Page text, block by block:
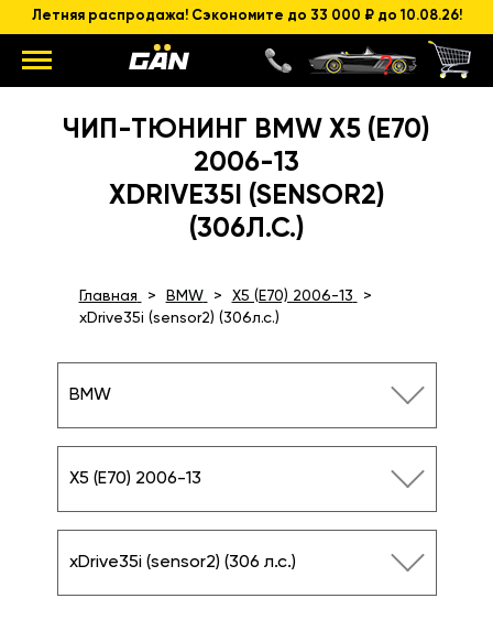
Летняя распродажа! Сэкономите до 33 000 ₽ до 10.08.26!
ЧИП-ТЮНИНГ BMW X5 (E70)
2006-13
XDRIVE35I (SENSOR2)
(306Л.С.)
Главная BMW
X5 (E70) 2006-13
xDrive35i (sensor2) (306л.с.)
BMW
X5 (E70) 2006-13
xDrive35i (sensor2) (306 л.с.)